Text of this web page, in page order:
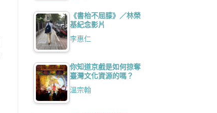
《書枱不屈膝》／林榮
基紀念影片
李惠仁
你知道京戲是如何掠奪
臺灣文化資源的嗎？
溫宗翰